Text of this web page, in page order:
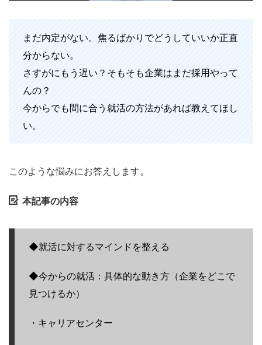
まだ内定がない。焦るばかりでどうしていいか正直
分からない。
さすがにもう遅い？そもそも企業はまだ採用やって
んの？
今からでも間に合う就活の方法があれば教えてほし
い。
このような悩みにお答えします。
本記事の内容
◆就活に対するマインドを整える
◆今からの就活：具体的な動き方（企業をどこで
見つけるか）
・キャリアセンター